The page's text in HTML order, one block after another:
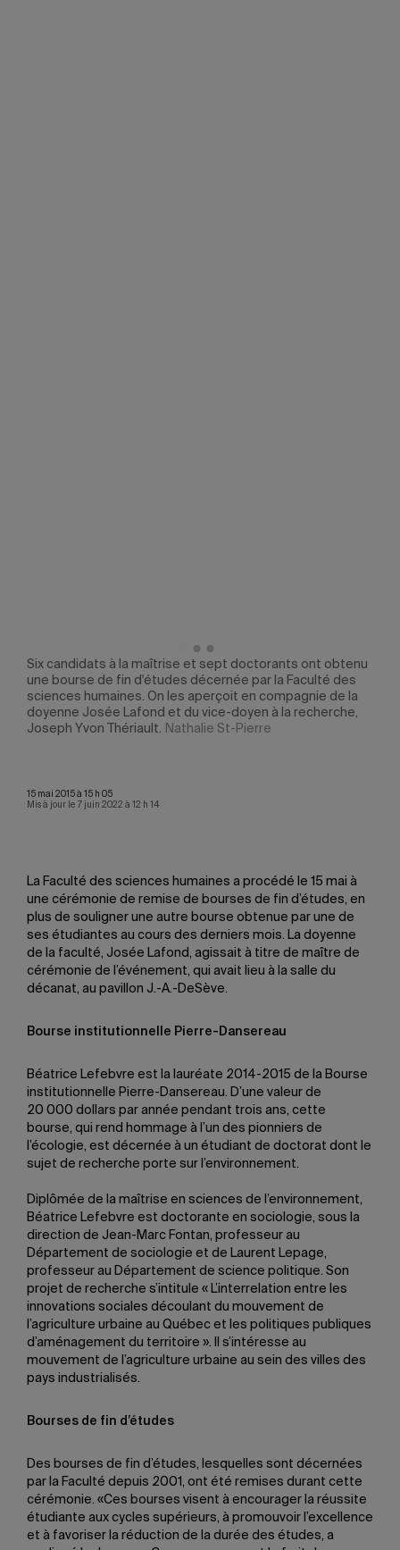
Six candidats à la maîtrise et sept doctorants ont obtenu
une bourse de fin d'études décernée par la Faculté des
sciences humaines. On les aperçoit en compagnie de la
doyenne Josée Lafond et du vice-doyen à la recherche,
Joseph Yvon Thériault.
Nathalie St-Pierre
15 mai 2015 à 15 h 05
Mis à jour le 7 juin 2022 à 12 h 14
La Faculté des sciences humaines a procédé le 15 mai à
une cérémonie de remise de bourses de fin d’études, en
plus de souligner une autre bourse obtenue par une de
ses étudiantes au cours des derniers mois. La doyenne
de la faculté, Josée Lafond, agissait à titre de maître de
cérémonie de l’événement, qui avait lieu à la salle du
décanat, au pavillon J.-A.-DeSève.
Bourse institutionnelle Pierre-Dansereau
Béatrice Lefebvre est la lauréate 2014-2015 de la Bourse
institutionnelle Pierre-Dansereau. D’une valeur de
20 000 dollars par année pendant trois ans, cette
bourse, qui rend hommage à l’un des pionniers de
l’écologie, est décernée à un étudiant de doctorat dont le
sujet de recherche porte sur l’environnement.
Diplômée de la maîtrise en sciences de l’environnement,
Béatrice Lefebvre est doctorante en sociologie, sous la
direction de Jean-Marc Fontan, professeur au
Département de sociologie et de Laurent Lepage,
professeur au Département de science politique. Son
projet de recherche s’intitule « L’interrelation entre les
innovations sociales découlant du mouvement de
l’agriculture urbaine au Québec et les politiques publiques
d’aménagement du territoire ». Il s’intéresse au
mouvement de l’agriculture urbaine au sein des villes des
pays industrialisés.
Bourses de fin d’études
Des bourses de fin d’études, lesquelles sont décernées
par la Faculté depuis 2001, ont été remises durant cette
cérémonie. «Ces bourses visent à encourager la réussite
étudiante aux cycles supérieurs, à promouvoir l’excellence
et à favoriser la réduction de la durée des études, a